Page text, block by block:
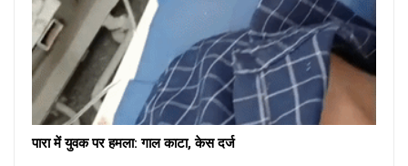
पारा में युवक पर हमला: गाल काटा, केस दर्ज